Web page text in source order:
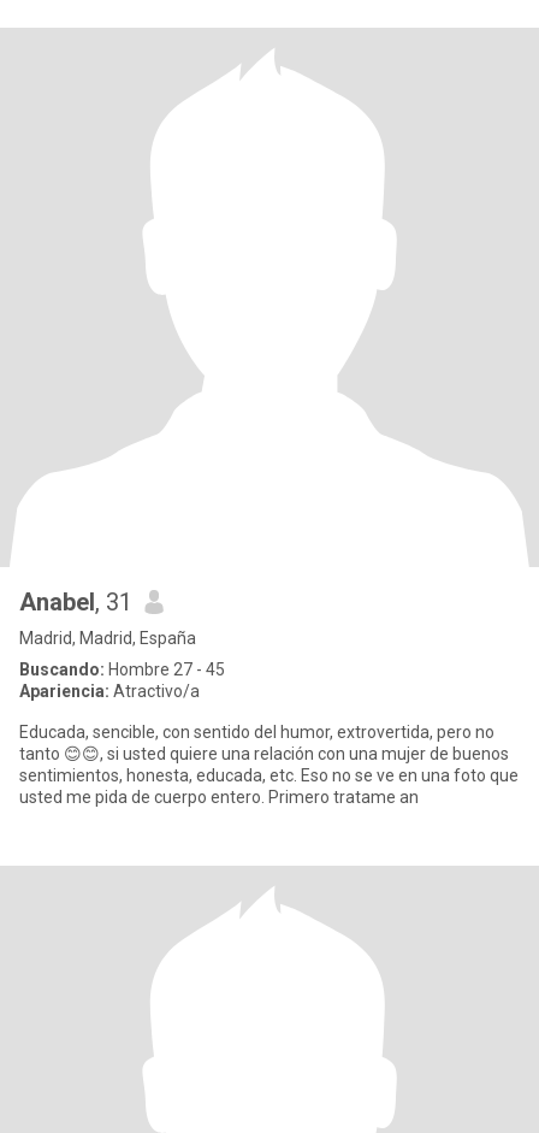
Anabel, 31
Madrid, Madrid, España
Buscando: Hombre 27 - 45
Apariencia: Atractivo/a
Educada, sencible, con sentido del humor, extrovertida, pero no
tanto 😊😊, si usted quiere una relación con una mujer de buenos
sentimientos, honesta, educada, etc. Eso no se ve en una foto que
usted me pida de cuerpo entero. Primero tratame an